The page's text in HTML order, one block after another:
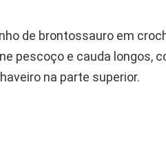
de brontossauro em
pescoço e cauda longos,
na parte superior.